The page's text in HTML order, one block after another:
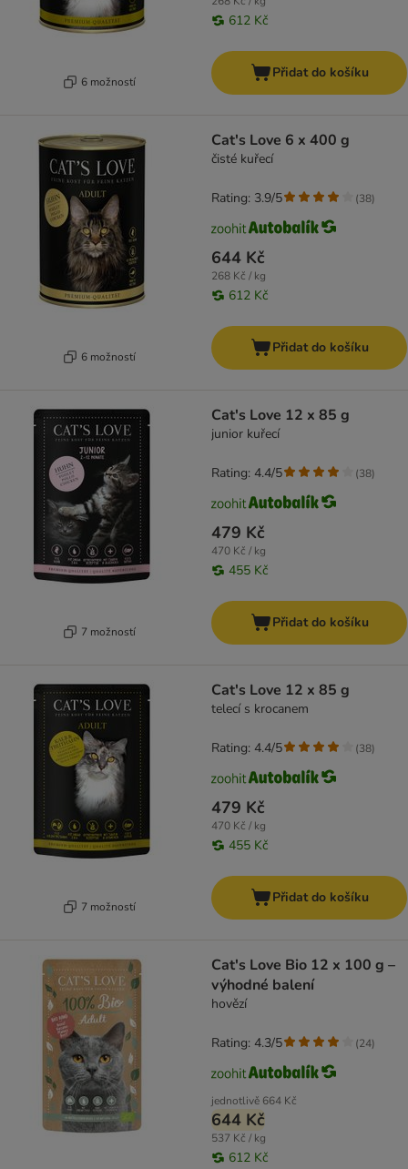
6 možností
612 Kč
Přidat do košíku
6 možností
Cat's Love 6 x 400 g
čisté kuřecí
644 Kč
268 Kč / kg
612 Kč
Rating: 3.9/5 (38)
Přidat do košíku
7 možností
Cat's Love 12 x 85 g
junior kuřecí
479 Kč
470 Kč / kg
455 Kč
Rating: 4.4/5 (38)
Přidat do košíku
7 možností
Cat's Love 12 x 85 g
telecí s krocanem
479 Kč
470 Kč / kg
455 Kč
Rating: 4.4/5 (38)
Přidat do košíku
Cat's Love Bio 12 x 100 g –
výhodné balení
hovězí
jednotlivě 664 Kč
644 Kč
537 Kč / kg
612 Kč
Rating: 4.3/5 (24)